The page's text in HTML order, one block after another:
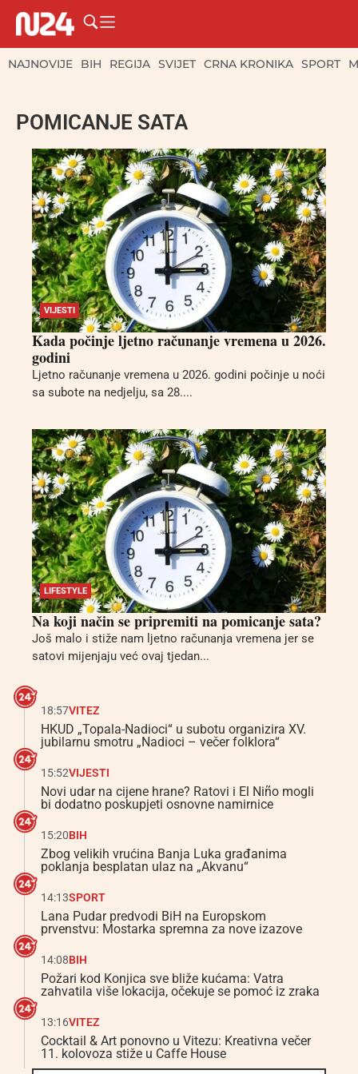
NAJNOVIJE BIH REGIJA SVIJET CRNA KRONIKA SPORT
POMICANJE SATA
VIJESTI
Kada počinje ljetno računanje vremena u 2026.
godini
Ljetno računanje vremena u 2026. godini počinje u noći
sa subote na nedjelju, sa 28....
LIFESTYLE
Na koji način se pripremiti na pomicanje sata?
Još malo i stiže nam ljetno računanja vremena jer se
satovi mijenjaju već ovaj tjedan...
18:57VITEZ
HKUD „Topala-Nadioci“ u subotu organizira XV.
jubilarnu smotru „Nadioci – večer folklora“
15:52VIJESTI
Novi udar na cijene hrane? Ratovi i El Niño mogli
bi dodatno poskupjeti osnovne namirnice
15:20BIH
Zbog velikih vrućina Banja Luka građanima
poklanja besplatan ulaz na „Akvanu“
14:13SPORT
Lana Pudar predvodi BiH na Europskom
prvenstvu: Mostarka spremna za nove izazove
14:08BIH
Požari kod Konjica sve bliže kućama: Vatra
zahvatila više lokacija, očekuje se pomoć iz zraka
13:16VITEZ
Cocktail & Art ponovno u Vitezu: Kreativna večer
11. kolovoza stiže u Caffe House